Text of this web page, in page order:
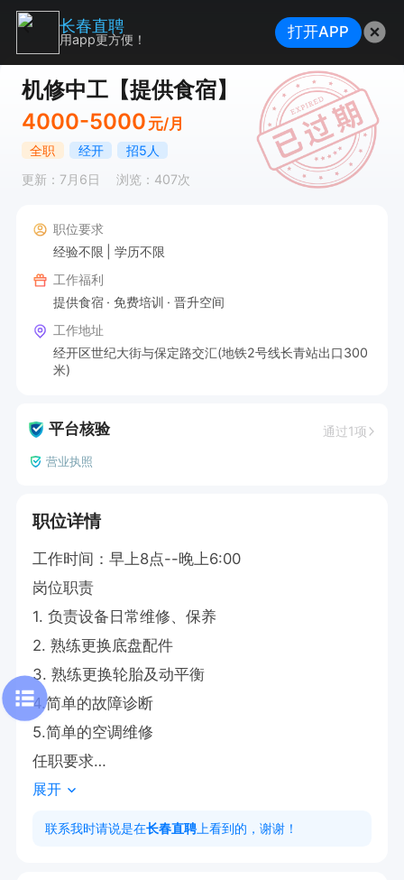
机修中工【提供食宿】
4000-5000 元/月
全职 经开
招5人
更新：7月6日
浏览：407次
职位要求
经验不限
学历不限
工作福利
提供食宿
免费培训
晋升空间
工作地址
经开区世纪大街与保定路交汇(地铁2号线长青站出口300
米)
平台核验 通过1项
营业执照
职位详情
工作时间：早上8点--晚上6:00
岗位职责
1. 负责设备日常维修、保养
2. 熟练更换底盘配件
3. 熟练更换轮胎及动平衡
4.简单的故障诊断
5.简单的空调维修
任职要求
1. 机械维修等相关专业3年以上
2. 熟悉大车，大客维修最好
展开
联系我时请说是在长春直聘 上看到的，谢谢！
长春直聘
用app更方便！ 打开APP